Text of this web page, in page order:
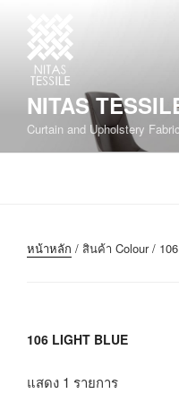
NITAS
Curtain and Upholstery
หน้าหลัก / สินค้า Colour /
106 LIGHT BLUE
แสดง 1 รายการ